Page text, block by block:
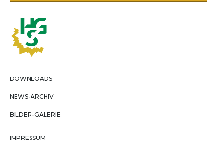
DOWNLOADS
NEWS-ARCHIV
BILDER-GALERIE
IMPRESSUM